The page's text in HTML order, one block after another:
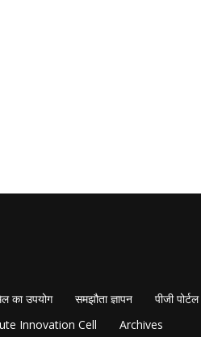
का उपयोग समझौता ज्ञापन
पीजी पोर्टल
Innovation Cell
Archives